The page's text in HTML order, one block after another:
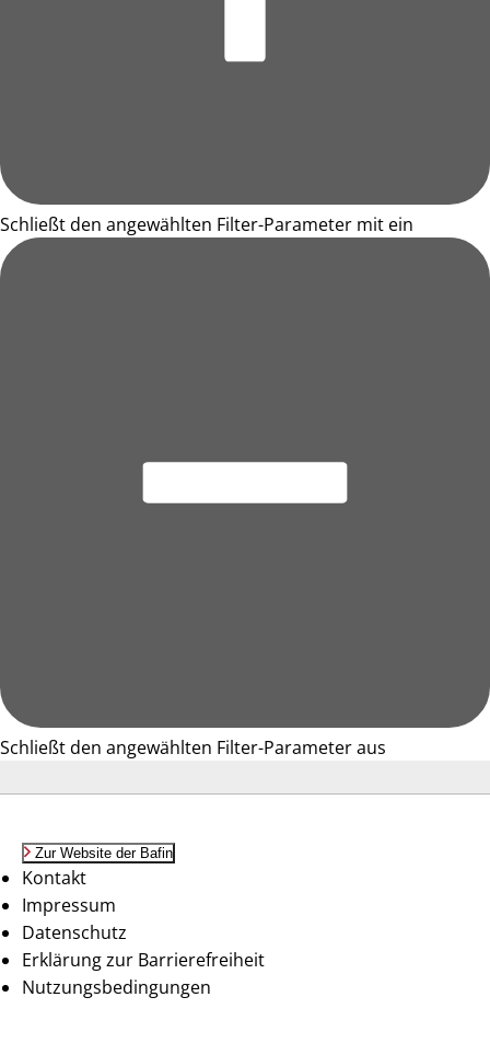
Schließt den angewählten Filter-Parameter mit ein
Schließt den angewählten Filter-Parameter aus
Zur Website der Bafin
Kontakt
Impressum
Datenschutz
Erklärung zur Barrierefreiheit
Nutzungsbedingungen